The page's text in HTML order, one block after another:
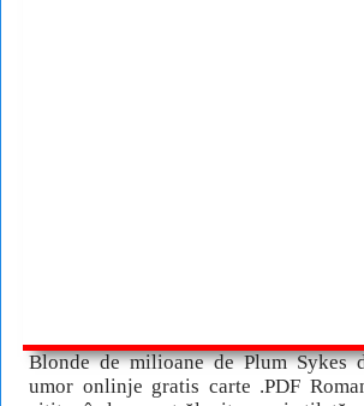
Blonde de milioane de Plum Sykes
umor onlinje gratis carte .PDF